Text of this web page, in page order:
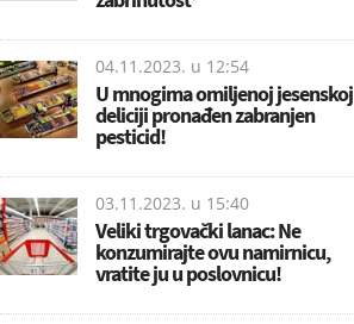
04.11.2023. u 12:54
U mnogima omiljenoj jesenskoj
deliciji pronađen zabranjen
pesticid!
03.11.2023. u 15:40
Veliki trgovački lanac: Ne
konzumirajte ovu namirnicu,
vratite ju u poslovnicu!